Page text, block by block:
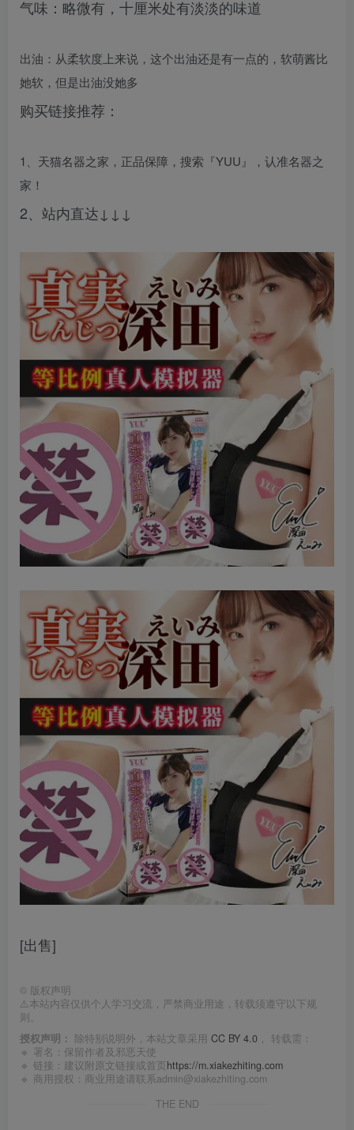
气味：略微有，十厘米处有淡淡的味道
出油：从柔软度上来说，这个出油还是有一点的，软萌酱比
她软，但是出油没她多
购买链接推荐：
1、天猫名器之家，正品保障，搜索『YUU』，认准名器之
家！
2、站内直达↓↓↓
[出售]
© 版权声明
⚠️本站内容仅供个人学习交流，严禁商业用途，转载须遵守以下规
则。
授权声明： 除特别说明外，本站文章采用 CC BY 4.0 ， 转载需：
🔹 署名：保留作者及 邪恶天使
🔹 链接：建议附原文链接或首页https://m.xiakezhiting.com
🔹 商用授权：商业用途请联系admin@xiakezhiting.com
THE END